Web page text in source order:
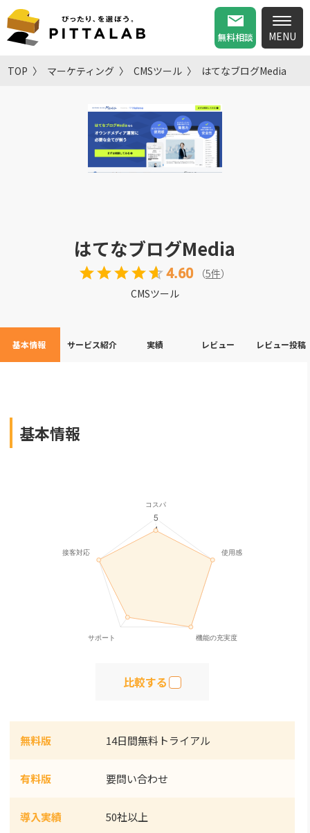
無料相談
TOP マーケティング CMSツール はてなブログMedia
はてなブログMedia
4.60 （5件）
CMSツール
基本情報 サービス紹介 実績 レビュー レビュー投稿
基本情報
比較する
無料版 14日間無料トライアル
有料版 要問い合わせ
導入実績 50社以上